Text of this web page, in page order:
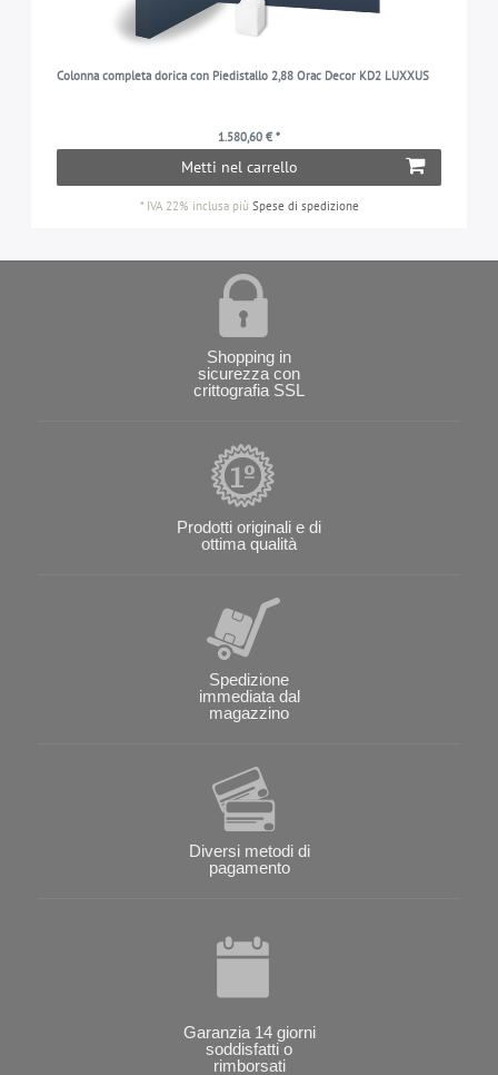
Colonna completa dorica con Piedistallo 2,88 Orac Decor KD2 LUXXUS
1.580,60 € *
Metti nel carrello
* IVA 22% inclusapiù Spese di spedizione
Shopping in
sicurezza con
crittografia SSL
Prodotti originali e di
ottima qualità
Spedizione
immediata dal
magazzino
Diversi metodi di
pagamento
Garanzia 14 giorni
soddisfatti o
rimborsati